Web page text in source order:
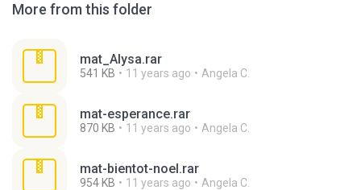
More from this folder
mat_Alysa.rar
541 KB 11 years ago Angela C.
mat-esperance.rar
870 KB 11 years ago Angela C.
mat-bientot-noel.rar
954 KB 11 years ago Angela C.